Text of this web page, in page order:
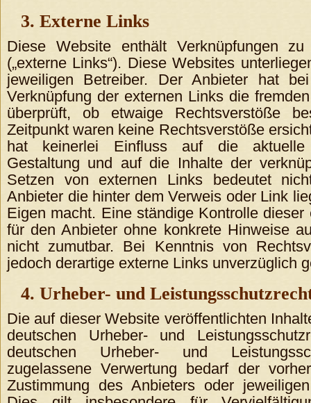
3. Externe Links
Diese Website enthält Verknüpfungen
(„externe Links“). Diese Websites
jeweiligen Betreiber. Der Anbieter hat
Verknüpfung der externen Links die
überprüft, ob etwaige Rechtsverstöße
Zeitpunkt waren keine Rechtsverstöße
hat keinerlei Einfluss auf die aktuelle
Gestaltung und auf die Inhalte der
Setzen von externen Links bedeutet
Anbieter die hinter dem Verweis oder Link
Eigen macht. Eine ständige Kontrolle dieser
für den Anbieter ohne konkrete Hinweise
nicht zumutbar. Bei Kenntnis von
jedoch derartige externe Links unverzüglich
4. Urheber- und
Die auf dieser Website veröffentlichten
deutschen Urheber- und
deutschen Urheber- und
zugelassene Verwertung bedarf der
Zustimmung des Anbieters oder